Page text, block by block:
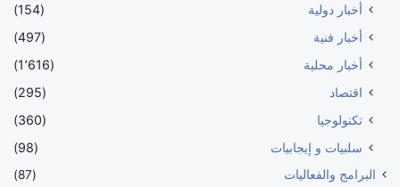
أخبار دولية
(154)
أخبار فنية
(497)
أخبار محلية
(1٬616)
اقتصاد
(295)
تكنولوجيا
(360)
سلبيات و إيجابيات
(98)
البرامج والفعاليات
(87)